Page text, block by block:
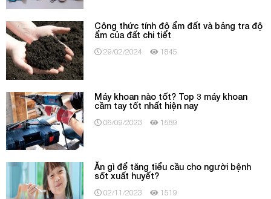
Công thức tính độ ẩm đất và bảng tra độ
ẩm của đất chi tiết
29/02/2024 1845
Máy khoan nào tốt? Top 3 máy khoan
cầm tay tốt nhất hiện nay
06/09/2023 1589
Ăn gì để tăng tiểu cầu cho người bệnh
sốt xuất huyết?
02/11/2023 1519